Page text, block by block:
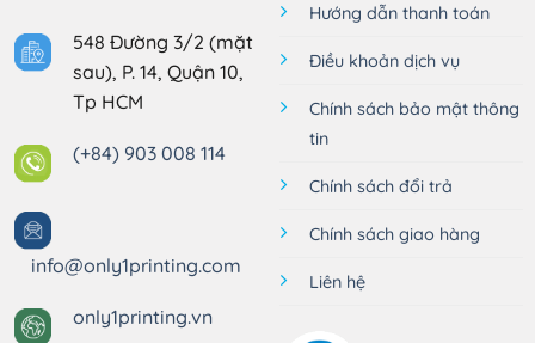
548 Đường 3/2 (mặt
sau), P. 14, Quận 10,
Tp HCM
(+84) 903 008 114
info@only1printing.com
only1printing.vn
Hướng dẫn thanh toán
Điều khoản dịch vụ
Chính sách bảo mật thông
tin
Chính sách đổi trả
Chính sách giao hàng
Liên hệ